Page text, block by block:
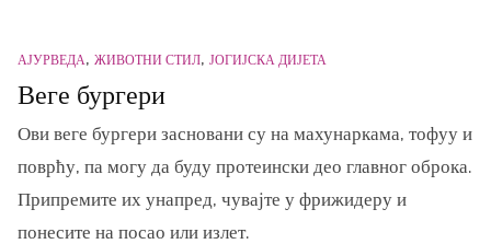
АЈУРВЕДА ЖИВОТНИ СТИЛ ЈОГИЈСКА ДИЈЕТА
Веге бургери
Ови веге бургери засновани су на махунаркама, тофуу и
поврћу, па могу да буду протеински део главног оброка.
Припремите их унапред, чувајте у фрижидеру и
понесите на посао или излет.